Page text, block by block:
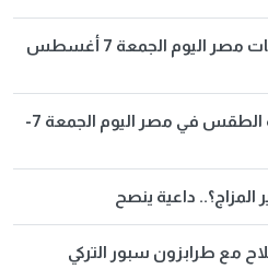
مواقيت الصلاة في محافظات مصر اليوم الجمعة 7 أغسطس
شديد الحرارة.. تفاصيل حالة الطقس في مصر اليوم الجمعة 7-
داعية ينصح
مع طرابزون سبور التركي